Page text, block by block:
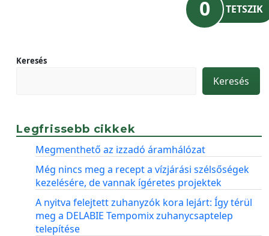
0 TETSZIK
Keresés
Keresés
Legfrissebb cikkek
Megmenthető az izzadó áramhálózat
Még nincs meg a recept a vízjárási szélsőségek
kezelésére, de vannak ígéretes projektek
A nyitva felejtett zuhanyzók kora lejárt: Így térül
meg a DELABIE Tempomix zuhanycsaptelep
telepítése